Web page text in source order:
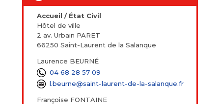
Accueil / État Civil
Hôtel de ville
2 av. Urbain PARET
66250 Saint-Laurent de la Salanque
Laurence BEURNÉ
04 68 28 57 09
l.beurne@saint-laurent-de-la-salanque.fr
Françoise FONTAINE